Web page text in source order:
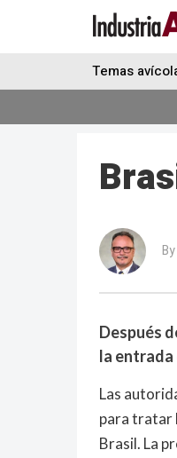
Temas
By
Después
la entrada
Las
para tratar
Brasil. La